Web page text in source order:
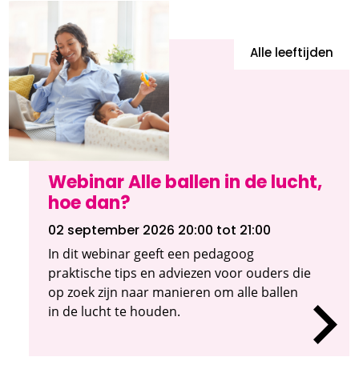
Webinar Alle ballen in de lucht,
hoe dan?
Alle leeftijden
02 september 2026 20:00 tot 21:00
In dit webinar geeft een pedagoog
praktische tips en adviezen voor ouders die
op zoek zijn naar manieren om alle ballen
in de lucht te houden.